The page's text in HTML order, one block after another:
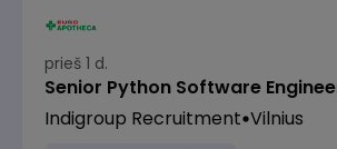
prieš 1 d.
Senior Python Software
Indigroup Recruitment Vilnius